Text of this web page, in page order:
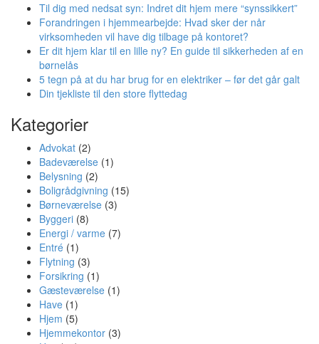
Til dig med nedsat syn: Indret dit hjem mere “synssikkert”
Forandringen i hjemmearbejde: Hvad sker der når
virksomheden vil have dig tilbage på kontoret?
Er dit hjem klar til en lille ny? En guide til sikkerheden af en
børnelås
5 tegn på at du har brug for en elektriker – før det går galt
Din tjekliste til den store flyttedag
Kategorier
Advokat (2)
Badeværelse (1)
Belysning (2)
Boligrådgivning (15)
Børneværelse (3)
Byggeri (8)
Energi / varme (7)
Entré (1)
Flytning (3)
Forsikring (1)
Gæsteværelse (1)
Have (1)
Hjem (5)
Hjemmekontor (3)